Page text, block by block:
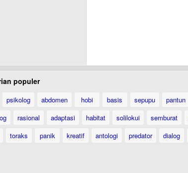
populer
psikolog abdomen hobi basis sepupu pantun
rasional adaptasi habitat solilokui semburat
toraks panik kreatif antologi predator dialog